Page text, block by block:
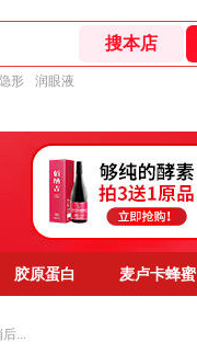
形 润眼液
胶原蛋白 麦卢卡蜂蜜
后...